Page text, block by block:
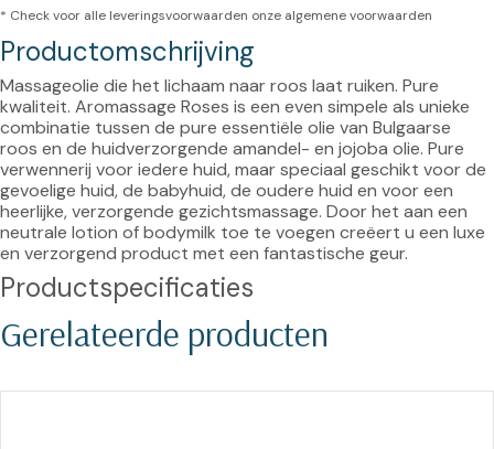
* Check voor alle leveringsvoorwaarden onze algemene voorwaarden
Productomschrijving
Massageolie die het lichaam naar roos laat ruiken. Pure
kwaliteit. Aromassage Roses is een even simpele als unieke
combinatie tussen de pure essentiële olie van Bulgaarse
roos en de huidverzorgende amandel- en jojoba olie. Pure
verwennerij voor iedere huid, maar speciaal geschikt voor de
gevoelige huid, de babyhuid, de oudere huid en voor een
heerlijke, verzorgende gezichtsmassage. Door het aan een
neutrale lotion of bodymilk toe te voegen creëert u een luxe
en verzorgend product met een fantastische geur.
Productspecificaties
Gerelateerde producten